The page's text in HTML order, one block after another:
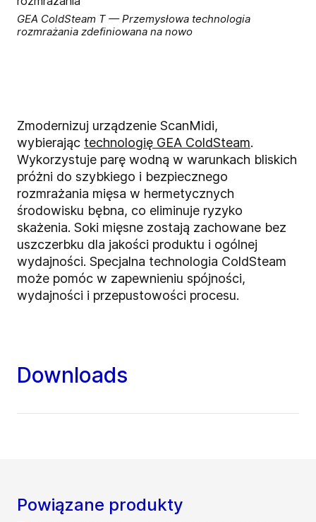
GEA ColdSteam T — Przemysłowa technologia
rozmrażania zdefiniowana na nowo
Zmodernizuj urządzenie ScanMidi,
wybierając technologię GEA ColdSteam.
Wykorzystuje parę wodną w warunkach bliskich
próżni do szybkiego i bezpiecznego
rozmrażania mięsa w hermetycznych
środowisku bębna, co eliminuje ryzyko
skażenia. Soki mięsne zostają zachowane bez
uszczerbku dla jakości produktu i ogólnej
wydajności. Specjalna technologia ColdSteam
może pomóc w zapewnieniu spójności,
wydajności i przepustowości procesu.
Downloads
Powiązane produkty